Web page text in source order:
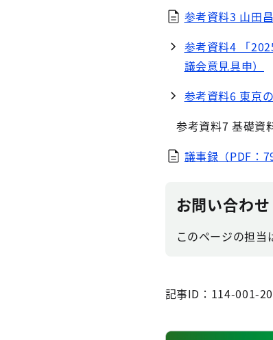
参考資料3 山田
参考資料4 「
議会意見具申）
参考資料6 東京
参考資料7 基礎資
議事録（PDF：
お問い合わせ
このページの担当
記事ID：114-001-